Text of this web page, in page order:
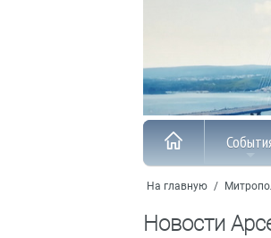
На главную /
Новости